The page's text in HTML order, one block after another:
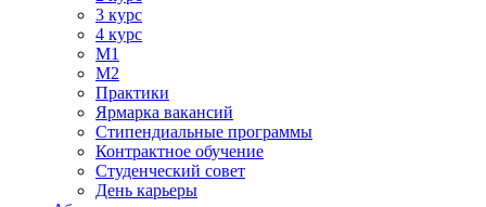
3 курс
4 курс
М1
М2
Практики
Ярмарка вакансий
Стипендиальные программы
Контрактное обучение
Студенческий совет
День карьеры